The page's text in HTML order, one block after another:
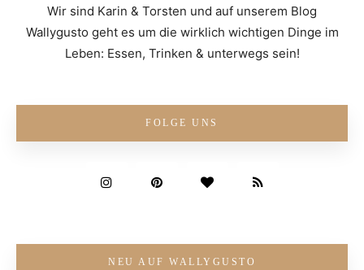
Wir sind Karin & Torsten und auf unserem Blog
Wallygusto geht es um die wirklich wichtigen Dinge im
Leben: Essen, Trinken & unterwegs sein!
FOLGE UNS
NEU AUF WALLYGUSTO